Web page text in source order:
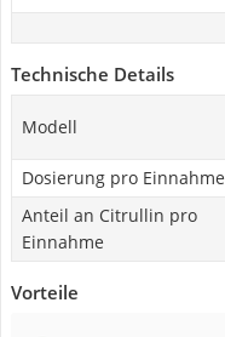
Technische Details
Modell
Dosierung pro Einnahme
Anteil an Citrullin pro
Einnahme
Vorteile